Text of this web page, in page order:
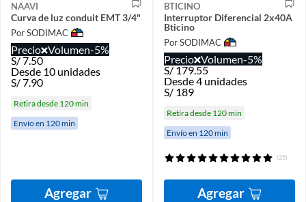
NAAVI
Curva de luz conduit EMT 3/4"
Por SODIMAC
Precio Volumen-5%
S/7.50
Desde 10 unidades
S/7.90
Retira desde 120 min
Envío en 120 min
Agregar
BTICINO
Interruptor Diferencial 2x40A
Bticino
Por SODIMAC
Precio Volumen-5%
S/179.55
Desde 4 unidades
S/ 189
Retira desde 120 min
Envío en 120 min
(25)
Agregar